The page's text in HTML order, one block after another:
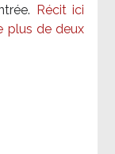
Récit ici
plus de deux